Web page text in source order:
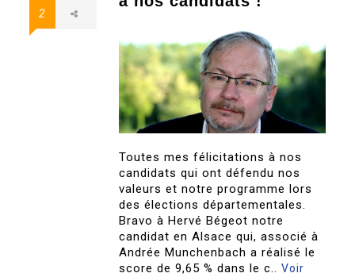
2
Toutes mes félicitations à nos
candidats qui ont défendu nos
valeurs et notre programme lors
des élections départementales.
Bravo à Hervé Bégeot notre
candidat en Alsace qui, associé à
Andrée Munchenbach a réalisé le
score de 9,65 % dans le c..Voir